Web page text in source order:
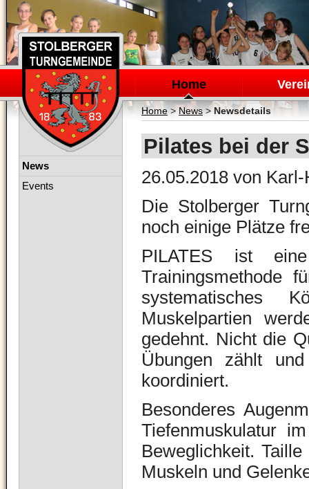
Navigation
überspringen
Home
Home> News>Newsdetails
Pilates bei der
26.05.2018 von
Die Stolberger
noch einige Plätze
PILATES ist
Trainingsmethode
systematisches
Muskelpartien
gedehnt. Nicht die
Übungen zählt
koordiniert.
Besonderes
Tiefenmuskulatur
Beweglichkeit.
Muskeln und
Navigation
News
Events